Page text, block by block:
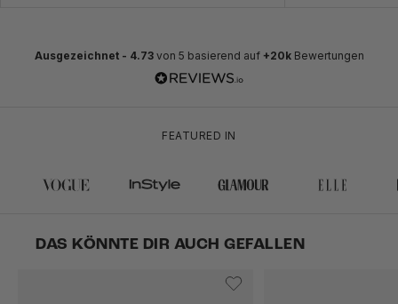
Ausgezeichnet - 4.73von 5 basierend auf +20kBewertungen
FEATURED IN
DAS KÖNNTE DIR AUCH GEFALLEN